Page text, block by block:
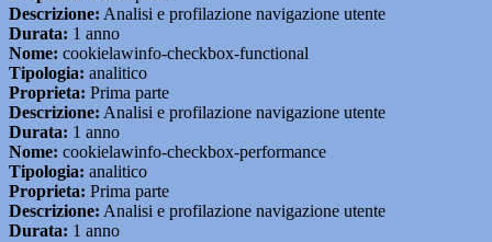
Descrizione: Analisi e profilazione navigazione utente
Durata: 1 anno
Nome: cookielawinfo-checkbox-functional
Tipologia: analitico
Proprieta: Prima parte
Descrizione: Analisi e profilazione navigazione utente
Durata: 1 anno
Nome: cookielawinfo-checkbox-performance
Tipologia: analitico
Proprieta: Prima parte
Descrizione: Analisi e profilazione navigazione utente
Durata: 1 anno